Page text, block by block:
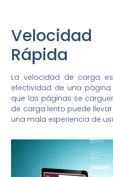
Rápida
La velocidad de carga
efectividad de una página
que las páginas se
de carga lento puede
una mala experiencia de